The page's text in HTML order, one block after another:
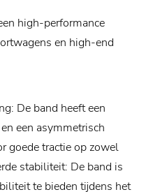
high-performance
en high-end
De band heeft een
een asymmetrisch
goede tractie op zowel
stabiliteit: De band is
te bieden tijdens het